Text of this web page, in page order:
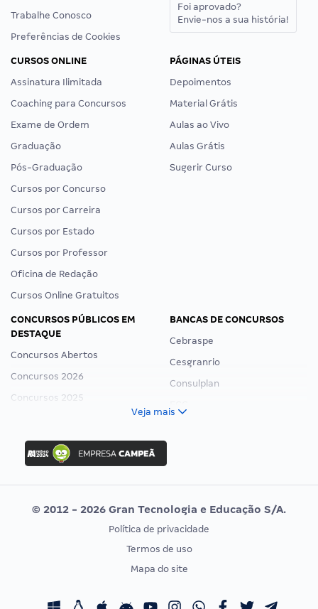
Trabalhe Conosco
Preferências de Cookies
Foi aprovado?
Envie-nos a sua história!
CURSOS ONLINE
Assinatura Ilimitada
Coaching para Concursos
Exame de Ordem
Graduação
Pós-Graduação
Cursos por Concurso
Cursos por Carreira
Cursos por Estado
Cursos por Professor
Oficina de Redação
Cursos Online Gratuitos
PÁGINAS ÚTEIS
Depoimentos
Material Grátis
Aulas ao Vivo
Aulas Grátis
Sugerir Curso
CONCURSOS PÚBLICOS EM
DESTAQUE
Concursos Abertos
Concursos 2026
Concursos 2025
Concurso Ibama
Concurso MPU
Editais publicados
BANCAS DE CONCURSOS
Cebraspe
Cesgranrio
Consulplan
Vunesp
CONCURSOS POR PROFISSÃO
Concursos Fiscais
EXAME DE ORDEM
Calendário OAB
Veja mais
© 2012 - 2026 Gran Tecnologia e Educação S/A.
Política de privacidade
Termos de uso
Mapa do site